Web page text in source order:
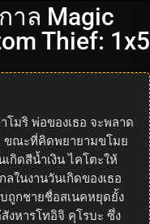
าล Magic
Thief: 1x5
โมริ พ่อของเธอ จะพลาด
ขณะที่คิดพยายามขโมย
กิดสีน้ำเงิน ไคโตะให้
ในงานวันเกิดของเธอ
ถูกชายชื่อสเนคหยุดยั้ง
งหารโทอิจิ คุโรบะ ซึ่ง